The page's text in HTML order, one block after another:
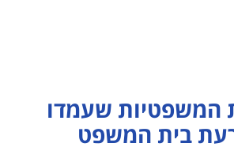
המשפטיות שעמדו
בית המשפט